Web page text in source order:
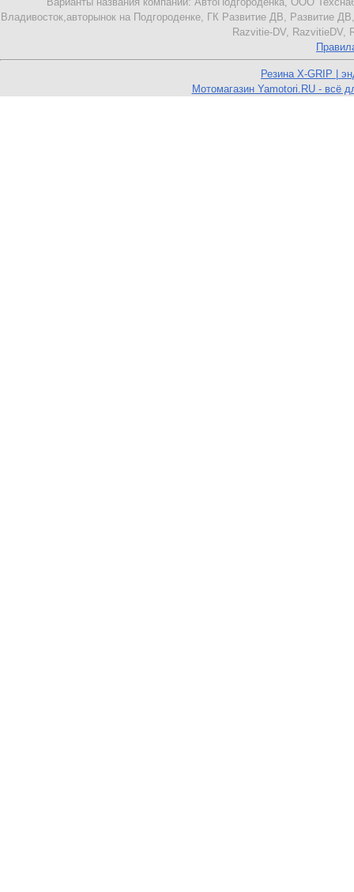
Владивосток,авторынок на Подгороденке, ГК Развитие ДВ,
Razvitie-DV, RazvitieDV,
Резина X-GRIP |
Мотомагазин Yamotori.RU - всё